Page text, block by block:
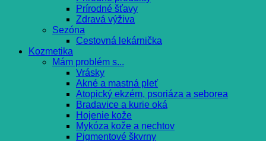
Prírodné šťavy
Zdravá výživa
Sezóna
Cestovná lekárnička
Kozmetika
Mám problém s...
Vrásky
Akné a mastná pleť
Atopický ekzém, psoriáza a seborea
Bradavice a kurie oká
Hojenie kože
Mykóza kože a nechtov
Pigmentové škvrny